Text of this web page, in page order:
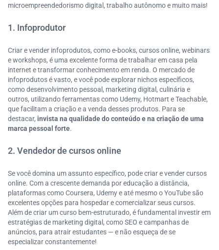
microempreendedorismo digital, trabalho autônomo e muito mais!
1. Infoprodutor
Criar e vender infoprodutos, como e-books, cursos online, webinars
e workshops, é uma excelente forma de trabalhar em casa pela
internet e transformar conhecimento em renda. O mercado de
infoprodutos é vasto, e você pode explorar nichos específicos,
como desenvolvimento pessoal, marketing digital, culinária e
outros, utilizando ferramentas como Udemy, Hotmart e Teachable,
que facilitam a criação e a venda desses produtos. Para se
destacar, invista na qualidade do conteúdo e na criação de uma
marca pessoal forte.
2. Vendedor de cursos online
Se você domina um assunto específico, pode criar e vender cursos
online. Com a crescente demanda por educação a distância,
plataformas como Coursera, Udemy e até mesmo o YouTube são
excelentes opções para hospedar e comercializar seus cursos.
Além de criar um curso bem-estruturado, é fundamental investir em
estratégias de marketing digital, como SEO e campanhas de
anúncios, para atrair estudantes — e não esqueça de se
especializar constantemente!